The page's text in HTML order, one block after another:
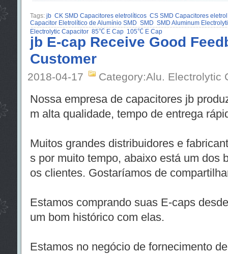
Tags: jb CK SMD Capacitores eletrolíticos CS SMD Capacitores
Capacitor Eletrolítico de Alumínio SMD SMD SMD Aluminum
Electrolytic Capacitor 85℃ E Cap 105℃ E Cap
jb E-cap Receive Good
Customer
2018-04-17 Category:Alu. Electrolytic
Nossa empresa de capacitores jb
m alta qualidade, tempo de entrega
Muitos grandes distribuidores e
s por muito tempo, abaixo está um dos
os clientes. Gostaríamos de
Estamos comprando suas E-caps
um bom histórico com elas.
Estamos no negócio de fornecimento